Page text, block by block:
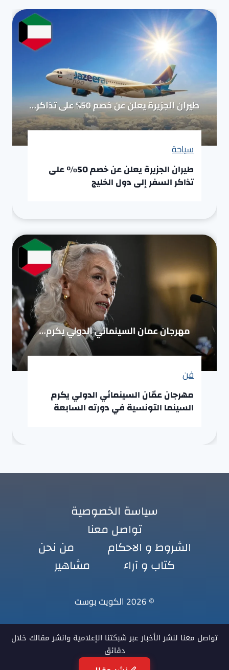
سياحة
طيران الجزيرة يعلن عن خصم 50% على
تذاكر السفر إلى دول الخليج
فن
مهرجان عمّان السينمائي الدولي يكرم
السينما التونسية في دورته السابعة
سياسة الخصوصية
تواصل معنا
الشروط و الاحكام
من نحن
كتاب و آراء
مشاهير
© 2026 الكويت بوست
تواصل معنا لنشر الأخبار عبر شبكتنا الإعلامية وانشر مقالك خلال
دقائق